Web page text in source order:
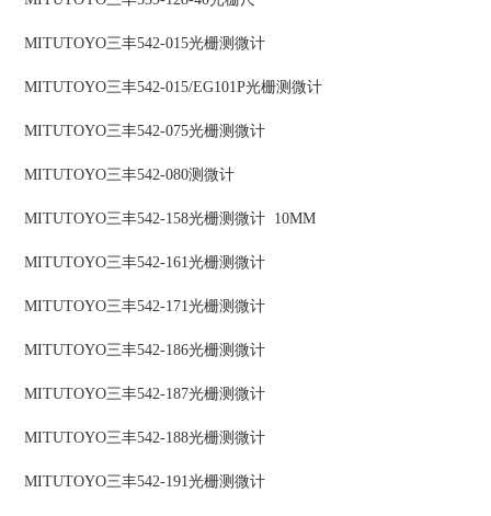
MITUTOYO三丰542-015光栅测微计
MITUTOYO三丰542-015/EG101P光栅测微计
MITUTOYO三丰542-075光栅测微计
MITUTOYO三丰542-080测微计
MITUTOYO三丰542-158光栅测微计 10MM
MITUTOYO三丰542-161光栅测微计
MITUTOYO三丰542-171光栅测微计
MITUTOYO三丰542-186光栅测微计
MITUTOYO三丰542-187光栅测微计
MITUTOYO三丰542-188光栅测微计
MITUTOYO三丰542-191光栅测微计